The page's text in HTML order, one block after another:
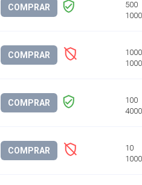
COMPRAR
500
COMPRAR
1000
COMPRAR
100
4000
COMPRAR
10
1000